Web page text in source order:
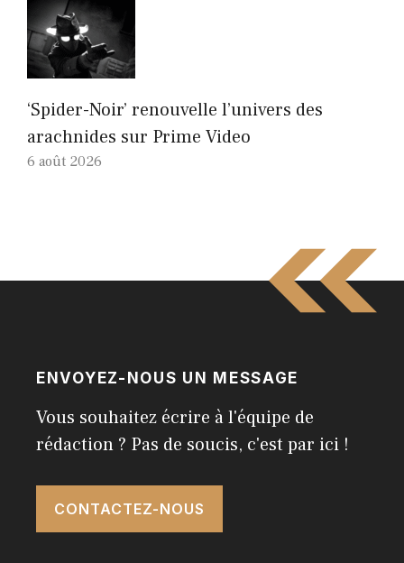
‘Spider-Noir’ renouvelle l’univers des
arachnides sur Prime Video
6 août 2026
ENVOYEZ-NOUS UN MESSAGE
Vous souhaitez écrire à l'équipe de
rédaction ? Pas de soucis, c'est par ici !
CONTACTEZ-NOUS